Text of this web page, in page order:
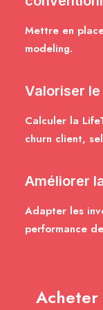
Mettre en
modeling.
Valoriser
Calculer la
churn client,
Améliorer
Adapter les
performance
Acheter